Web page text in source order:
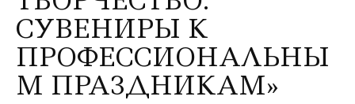
СУВЕНИРЫ К
ПРОФЕССИОНАЛЬНЫ
М ПРАЗДНИКАМ»